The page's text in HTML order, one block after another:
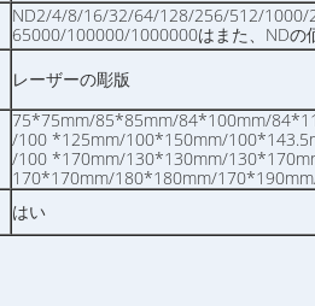
ND2/4/8/16/32/64/128/256/512/
65000/100000/1000000はまた、NDの
レーザーの彫版
75*75mm/85*85mm/84*100mm/
/100 *125mm/100*150mm/
/100 *170mm/130*130mm/
170*170mm/180*180mm/
はい